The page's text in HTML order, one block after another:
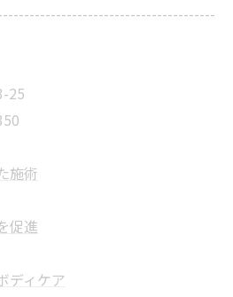
25
施術
促進
ディケア